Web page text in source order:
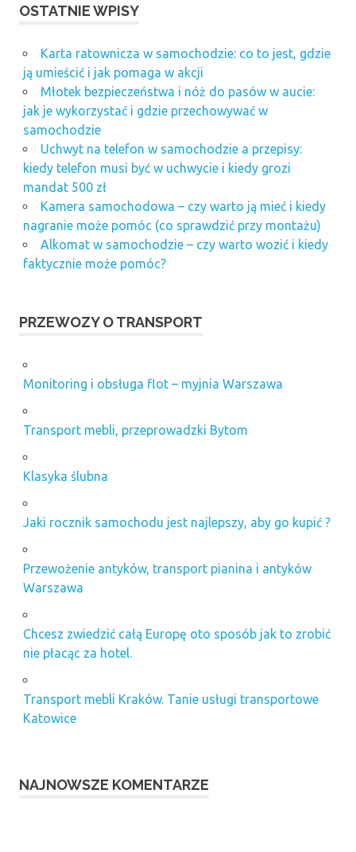
OSTATNIE WPISY
Karta ratownicza w samochodzie: co to jest, gdzie
ją umieścić i jak pomaga w akcji
Młotek bezpieczeństwa i nóż do pasów w aucie:
jak je wykorzystać i gdzie przechowywać w
samochodzie
Uchwyt na telefon w samochodzie a przepisy:
kiedy telefon musi być w uchwycie i kiedy grozi
mandat 500 zł
Kamera samochodowa – czy warto ją mieć i kiedy
nagranie może pomóc (co sprawdzić przy montażu)
Alkomat w samochodzie – czy warto wozić i kiedy
faktycznie może pomóc?
PRZEWOZY O TRANSPORT
Monitoring i obsługa flot – myjnia Warszawa
Transport mebli, przeprowadzki Bytom
Klasyka ślubna
Jaki rocznik samochodu jest najlepszy, aby go kupić ?
Przewożenie antyków, transport pianina i antyków
Warszawa
Chcesz zwiedzić całą Europę oto sposób jak to zrobić
nie płacąc za hotel.
Transport mebli Kraków. Tanie usługi transportowe
Katowice
NAJNOWSZE KOMENTARZE